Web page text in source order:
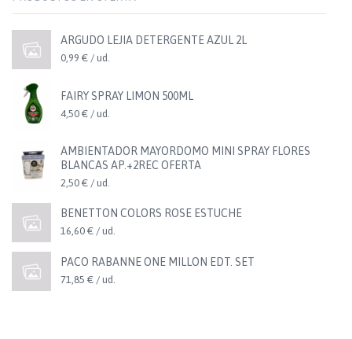
ARGUDO LEJIA DETERGENTE AZUL 2L
0,99 € / ud.
FAIRY SPRAY LIMON 500ML
4,50 € / ud.
AMBIENTADOR MAYORDOMO MINI SPRAY FLORES
BLANCAS AP.+2REC OFERTA
2,50 € / ud.
BENETTON COLORS ROSE ESTUCHE
16,60 € / ud.
PACO RABANNE ONE MILLON EDT. SET
71,85 € / ud.